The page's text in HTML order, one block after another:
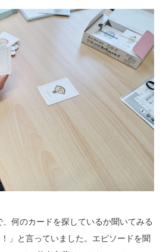
、何のカードを探しているか聞いてみる
」と言っていました。エピソードを聞